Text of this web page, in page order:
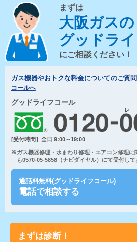
まずは
大阪ガスの
グッドラ
にご相談ください！
ガス機器やおトクな料金についてのご質
コールへ
グッドライフコール
[受付時間］全日 9:00～19:00
※ガス機器修理・水まわり修理・エアコン修理に
も0570-05-5858（ナビダイヤル）にて受付して
通話料無料(グッドライフコール)
電話で相談する
まずは診断！